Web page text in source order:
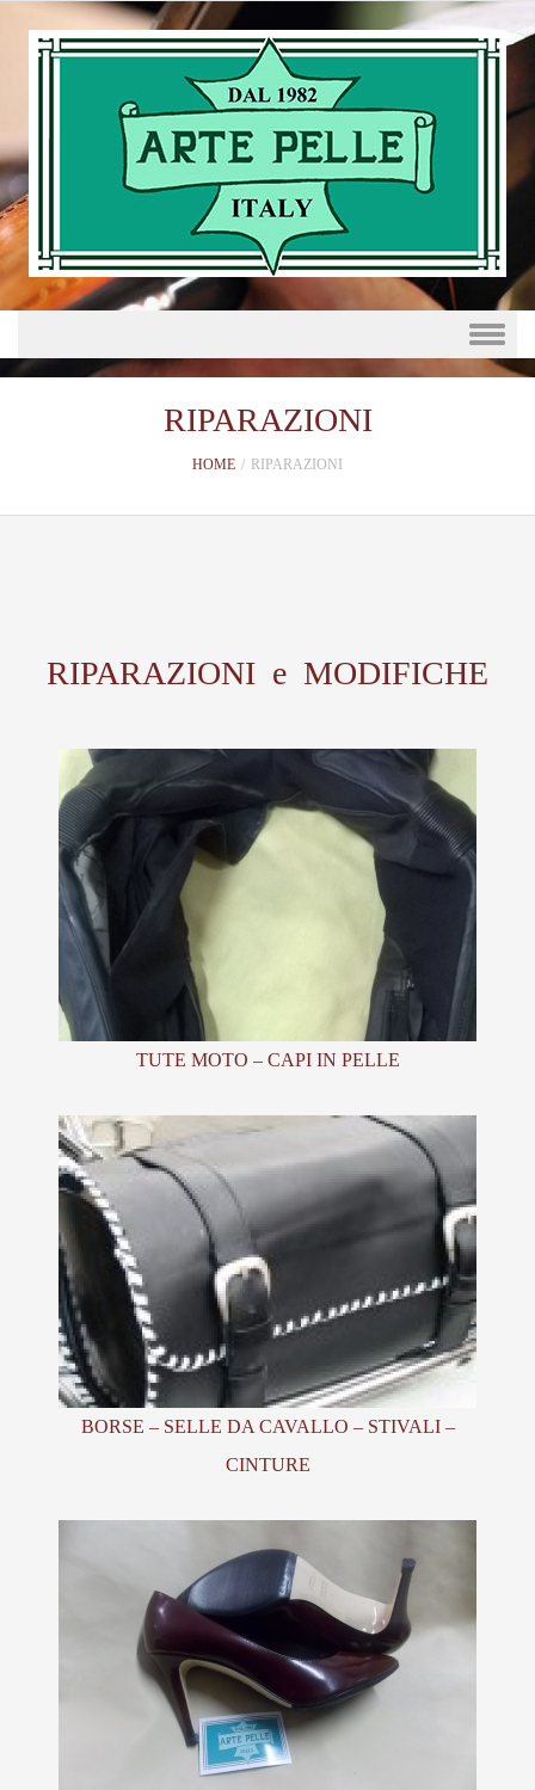
Skip to content
RIPARAZIONI
HOME / RIPARAZIONI
RIPARAZIONI e MODIFICHE
TUTE MOTO – CAPI IN PELLE
BORSE – SELLE DA CAVALLO – STIVALI –
CINTURE